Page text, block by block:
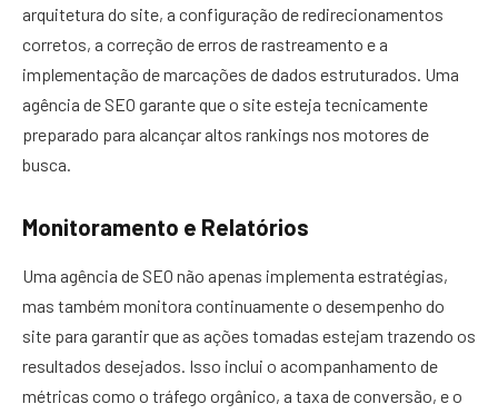
arquitetura do site, a configuração de redirecionamentos
corretos, a correção de erros de rastreamento e a
implementação de marcações de dados estruturados. Uma
agência de SEO garante que o site esteja tecnicamente
preparado para alcançar altos rankings nos motores de
busca.
Monitoramento e Relatórios
Uma agência de SEO não apenas implementa estratégias,
mas também monitora continuamente o desempenho do
site para garantir que as ações tomadas estejam trazendo os
resultados desejados. Isso inclui o acompanhamento de
métricas como o tráfego orgânico, a taxa de conversão, e o